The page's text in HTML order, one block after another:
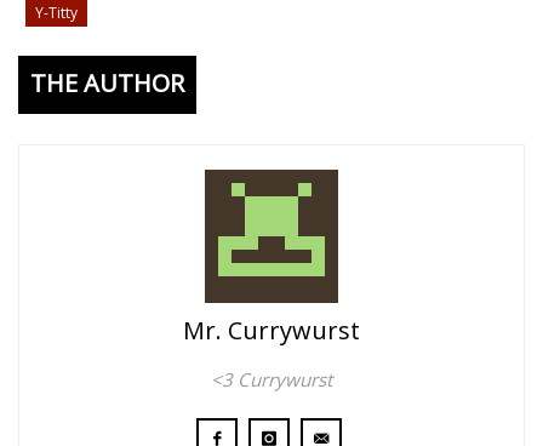
Y-Titty
THE AUTHOR
Mr. Currywurst
<3 Currywurst